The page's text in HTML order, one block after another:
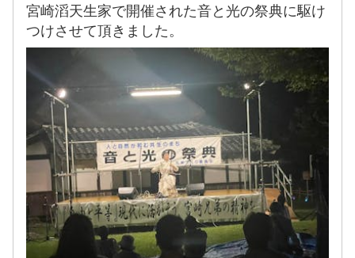
宮崎滔天生家で開催された音と光の祭典に駆け
つけさせて頂きました。